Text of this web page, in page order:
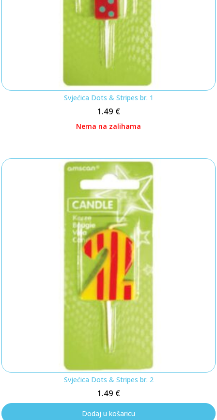
Svjećica Dots & Stripes br. 1
1.49 €
Nema na zalihama
Svjećica Dots & Stripes br. 2
1.49 €
Dodaj u košaricu